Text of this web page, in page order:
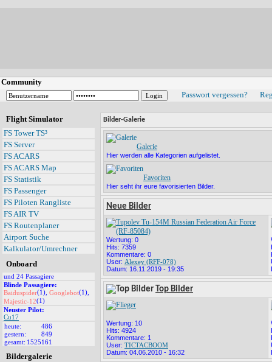
Community
Passwort vergessen?
Flight Simulator
FS Tower TS³
FS Server
FS ACARS
FS ACARS Map
FS Statistik
FS Passenger
FS Piloten Rangliste
FS AIR TV
FS Routenplaner
Airport Suche
Kalkulator/Umrechner
Onboard
und 24 Passagiere
Blinde Passagiere:
Baiduspider(1), Googlebot(1),
Majestic-12(1)
Neuster Pilot:
Cu17
heute:
486
gestern:
849
gesamt: 1525161
Bildergalerie
Bilder-Galerie
Galerie
Hier werden alle Kategorien aufgelistet.
Favoriten
Hier seht ihr eure favorisierten Bilder.
Neue Bilder
Wertung: 0
Hits: 7359
Kommentare: 0
User: Alexey (RFF-078)
Datum: 16.11.2019 - 19:35
Top Bilder
Wertung: 10
Hits: 4924
Kommentare: 1
User: TICTACBOOM
Datum: 04.06.2010 - 16:32